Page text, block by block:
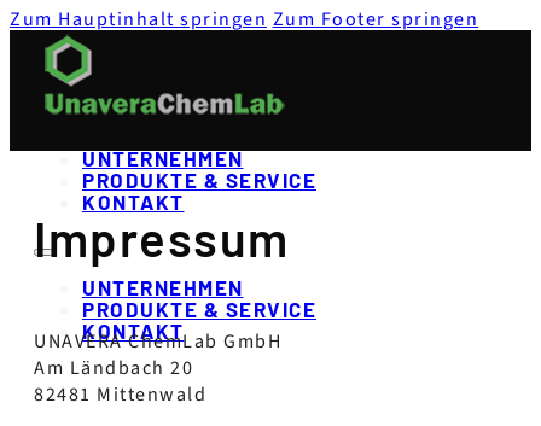
Zum Hauptinhalt springen Zum Footer springen
UNTERNEHMEN
PRODUKTE & SERVICE
KONTAKT
UNTERNEHMEN
PRODUKTE & SERVICE
KONTAKT
Impressum
UNAVERA ChemLab GmbH
Am Ländbach 20
82481 Mittenwald